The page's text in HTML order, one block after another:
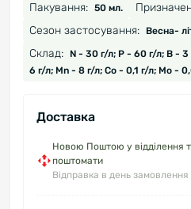
Пакування: 50 мл.
Сезон застосування: Весна-
Склад:
N - 30 г/л; P - 60 г/л; B -
6 г/л; Mn - 8 г/л; Co - 0,1 г/л; Mo -
Доставка
Новою Поштою у відділення
поштомати
Відправка в день замовлення